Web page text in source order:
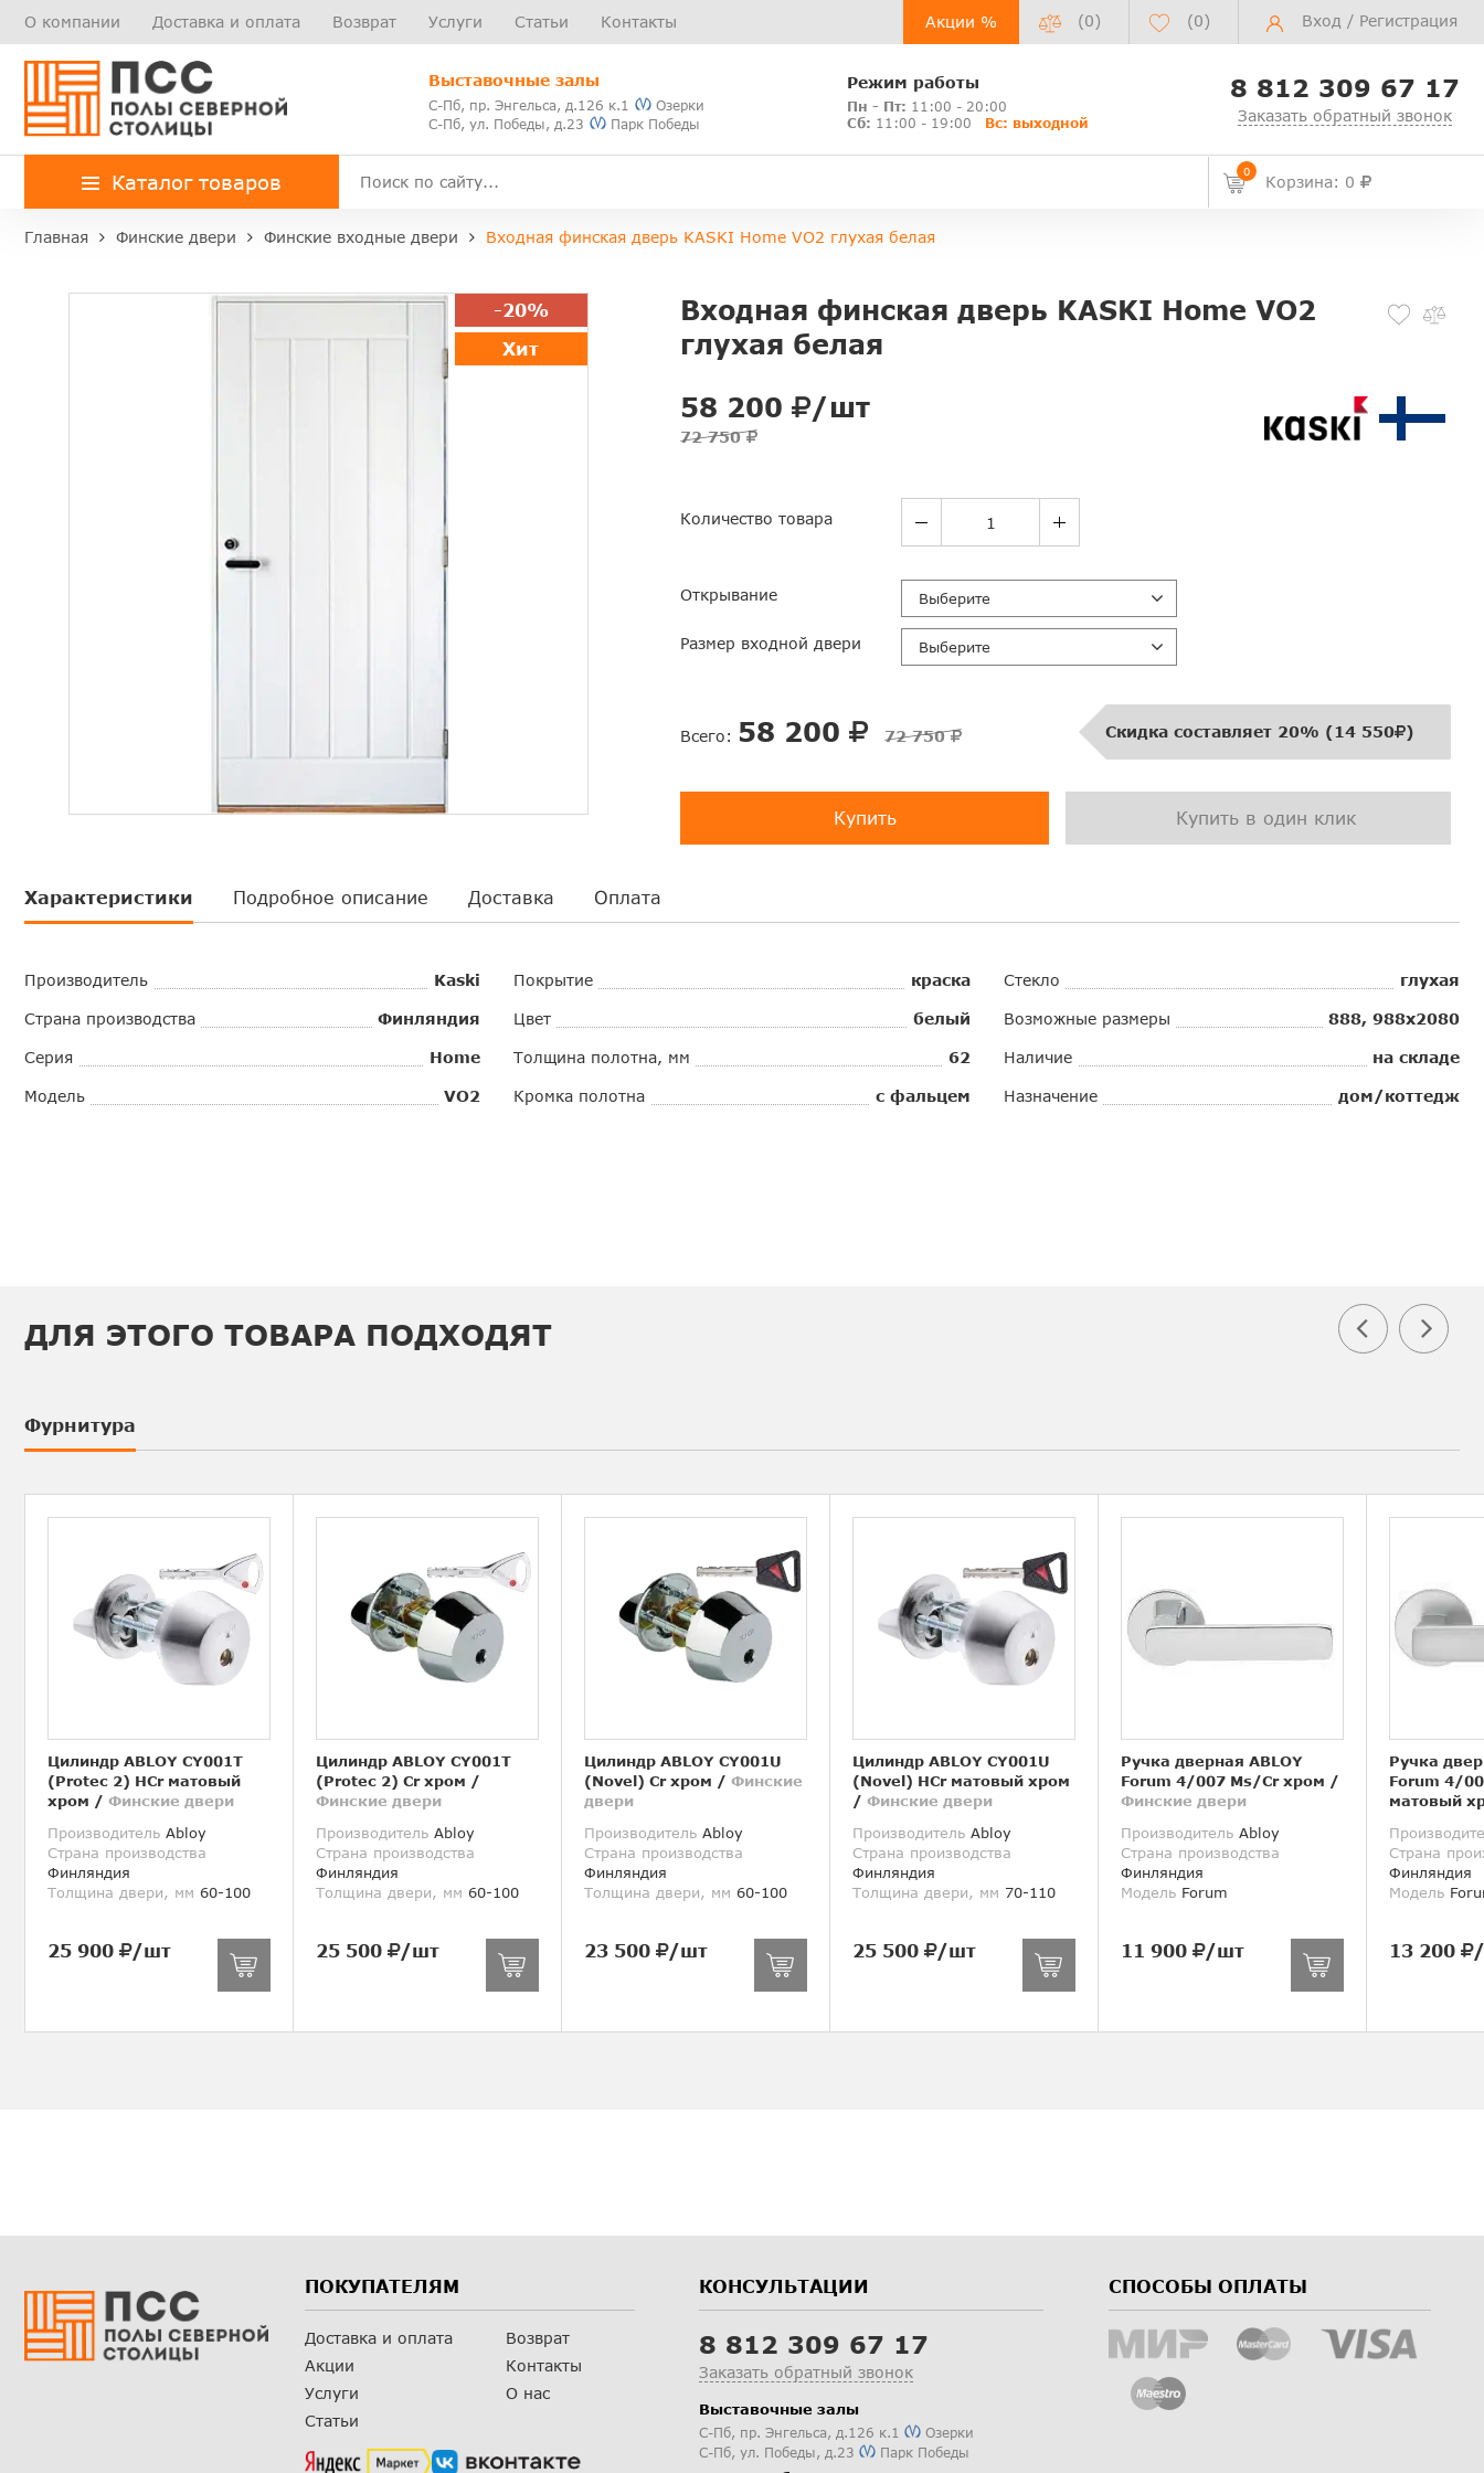
О компании Доставка и оплата Возврат Услуги Статьи Контакты Акции % (0) (0) Вход / Регистрация
Выставочные залы
С-Пб, пр. Энгельса, д.126 к.1
Озерки
С-Пб, ул. Победы, д.23
Парк Победы
Режим работы
Пн - Пт: 11:00 - 20:00
Сб: 11:00 - 19:00 Вс: выходной
8 812 309 67 17
Заказать обратный звонок
Каталог товаров 0
Корзина: 0
Главная Финские двери Финские входные двери Входная финская дверь KASKI Home VO2 глухая белая
-20%
Хит
Входная финская дверь KASKI Home VO2
глухая белая
58 200
/шт
72 750
Количество товара
Открывание Выберите
Размер входной двери Выберите
Всего: 58 200 72 750 Скидка составляет 20% (14 550 )
Купить Купить в один клик
Характеристики Подробное описание Доставка Оплата
Производитель Kaski
Страна производства Финляндия
Серия Home
Модель VO2
Покрытие краска
Цвет белый
Толщина полотна, мм 62
Кромка полотна с фальцем
Стекло глухая
Возможные размеры 888, 988х2080
Наличие на складе
Назначение дом/коттедж
ДЛЯ ЭТОГО ТОВАРА ПОДХОДЯТ
Фурнитура
Цилиндр ABLOY CY001T
(Protec 2) HCr матовый
хром / Финские двери
Производитель Abloy
Страна производства
Финляндия
Толщина двери, мм 60-100
25 900 /шт
Цилиндр ABLOY CY001T
(Protec 2) Cr хром /
Финские двери
Производитель Abloy
Страна производства
Финляндия
Толщина двери, мм 60-100
25 500 /шт
Цилиндр ABLOY CY001U
(Novel) Cr хром / Финские
двери
Производитель Abloy
Страна производства
Финляндия
Толщина двери, мм 60-100
23 500 /шт
Цилиндр ABLOY CY001U
(Novel) HCr матовый хром
/ Финские двери
Производитель Abloy
Страна производства
Финляндия
Толщина двери, мм 70-110
25 500 /шт
Ручка дверная ABLOY
Forum 4/007 Ms/Cr хром /
Финские двери
Производитель Abloy
Страна производства
Финляндия
Модель Forum
11 900 /шт
Ручка
Forum 4/
матовый
Страна
Финляндия
Модель
13 200
ПОКУПАТЕЛЯМ
Доставка и оплата
Акции
Услуги
Статьи
Возврат
Контакты
О нас
КОНСУЛЬТАЦИИ
8 812 309 67 17
Заказать обратный звонок
Выставочные залы
С-Пб, пр. Энгельса, д.126 к.1
Озерки
С-Пб, ул. Победы, д.23 Парк Победы
СПОСОБЫ ОПЛАТЫ